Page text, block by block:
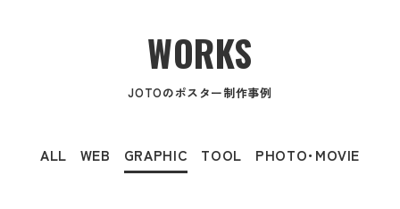
WORKS
JOTOのポスター制作事例
ALL WEB GRAPHIC TOOL PHOTO･MOVIE